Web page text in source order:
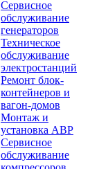
Сервисное
обслуживание
генераторов
Техническое
обслуживание
электростанций
Ремонт блок-
контейнеров и
вагон-домов
Монтаж и
установка АВР
Сервисное
обслуживание